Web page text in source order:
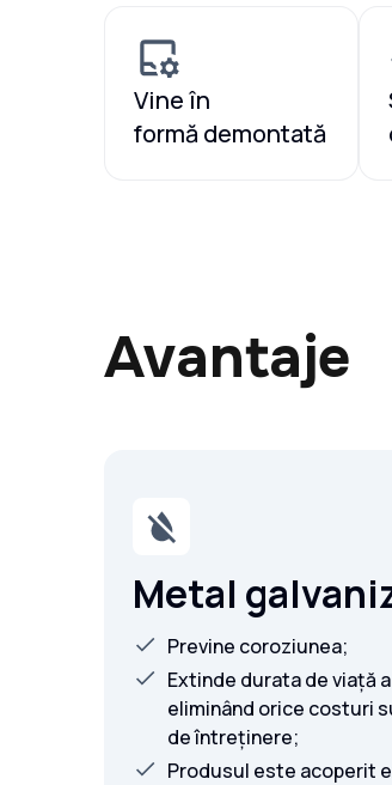
Vine în
formă demontată
Avantaje
Metal
Previne coroziunea;
Extinde durata de viață
eliminând orice costuri
de întreținere;
Produsul este acoperit